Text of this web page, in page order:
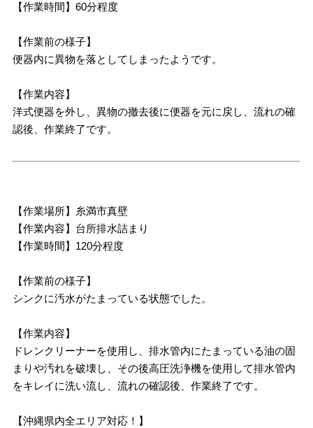
【作業時間】60分程度
【作業前の様子】
便器内に異物を落としてしまったようです。
【作業内容】
洋式便器を外し、異物の撤去後に便器を元に戻し、流れの確
認後、作業終了です。
【作業場所】糸満市真壁
【作業内容】台所排水詰まり
【作業時間】120分程度
【作業前の様子】
シンクに汚水がたまっている状態でした。
【作業内容】
ドレンクリーナーを使用し、排水管内にたまっている油の固
まりや汚れを破壊し、その後高圧洗浄機を使用して排水管内
をキレイに洗い流し、流れの確認後、作業終了です。
【沖縄県内全エリア対応！】